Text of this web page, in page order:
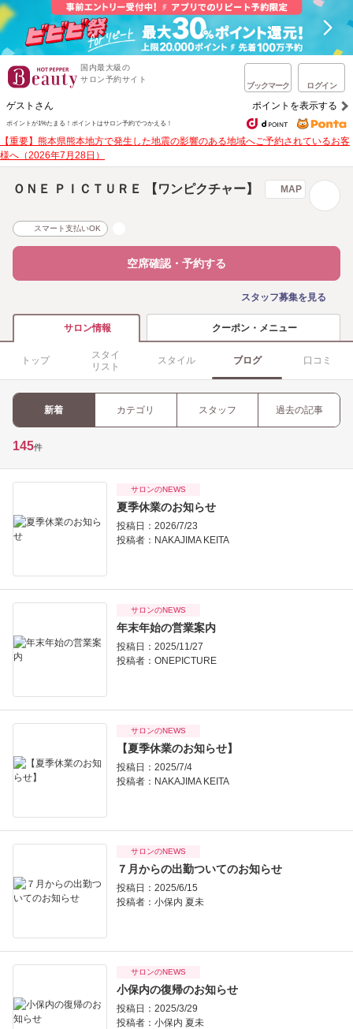
国内最大級の
サロン予約サイト
ブックマーク ログイン
ゲストさん ポイントを表示する
ポイントが1%たまる！ ポイントはサロン予約でつかえる！
【重要】熊本県熊本地方で発生した地震の影響のある地域へご予約されているお客
様へ（2026年7月28日）
ＯＮＥ ＰＩＣＴＵＲＥ 【ワンピクチャー】 MAP
スマート支払いOK
空席確認・予約する
スタッフ募集を見る
サロン情報 クーポン・メニュー
トップ
スタイ
リスト
スタイル ブログ 口コミ
新着 カテゴリ スタッフ 過去の記事
145件
サロンのNEWS
夏季休業のお知らせ
投稿日：2026/7/23
投稿者： NAKAJIMA KEITA
サロンのNEWS
年末年始の営業案内
投稿日：2025/11/27
投稿者： ONEPICTURE
サロンのNEWS
【夏季休業のお知らせ】
投稿日：2025/7/4
投稿者： NAKAJIMA KEITA
サロンのNEWS
７月からの出勤ついてのお知らせ
投稿日：2025/6/15
投稿者： 小保内 夏未
サロンのNEWS
小保内の復帰のお知らせ
投稿日：2025/3/29
投稿者： 小保内 夏未